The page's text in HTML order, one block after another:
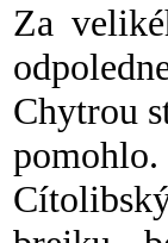
Za
Chytrou